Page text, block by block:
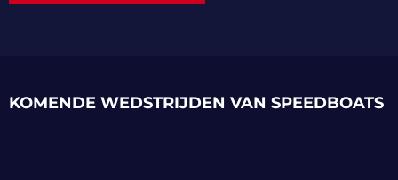
KOMENDE WEDSTRIJDEN VAN SPEEDBOATS